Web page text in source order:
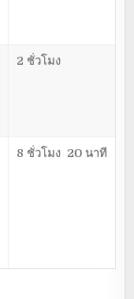
2 ชั่วโมง
8 ชั่วโมง 20 นาที